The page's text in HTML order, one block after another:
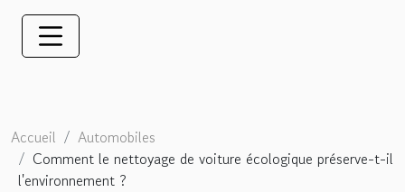
Accueil
Automobiles
Comment le nettoyage de voiture écologique préserve-t-il
l'environnement ?